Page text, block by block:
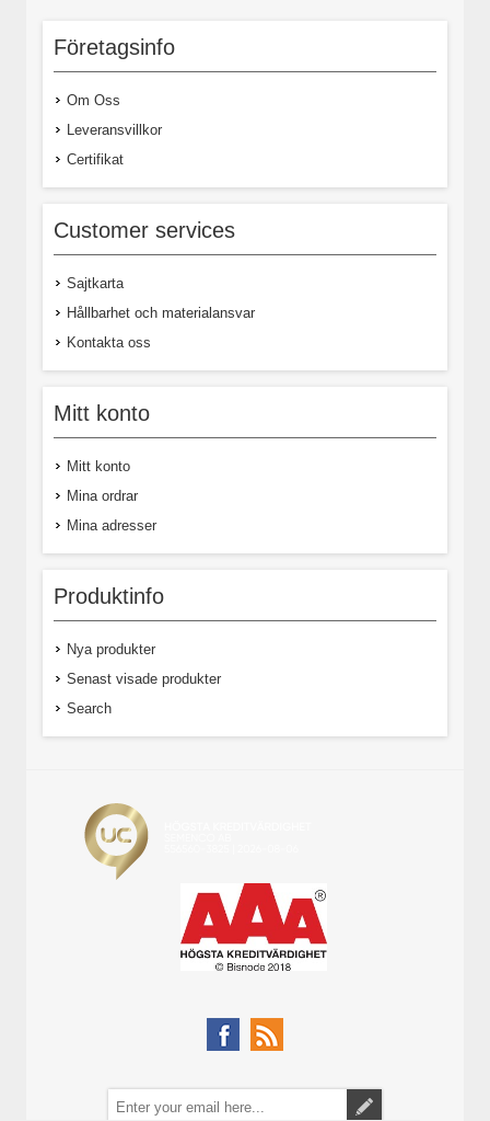
Företagsinfo
Om Oss
Leveransvillkor
Certifikat
Customer services
Sajtkarta
Hållbarhet och materialansvar
Kontakta oss
Mitt konto
Mitt konto
Mina ordrar
Mina adresser
Produktinfo
Nya produkter
Senast visade produkter
Search